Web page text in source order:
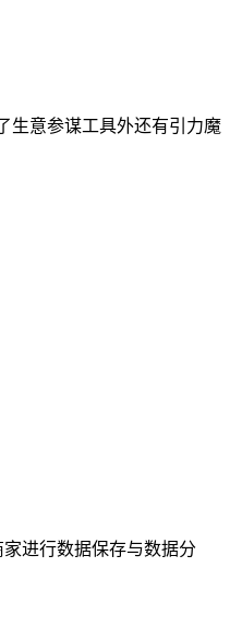
生意参谋工具外还有引力魔
进行数据保存与数据分